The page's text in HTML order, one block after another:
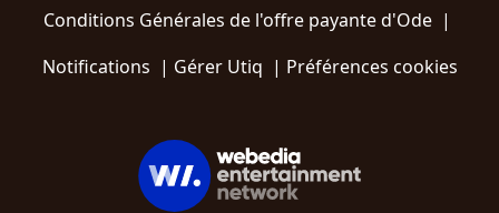
Conditions Générales de l'offre payante d'Ode |
Notifications | Gérer Utiq | Préférences cookies